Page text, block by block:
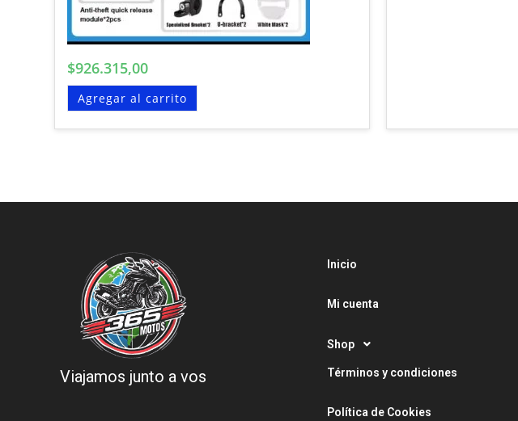
$926.315,00
Agregar al carrito
Viajamos junto a vos
Inicio
Mi cuenta
Shop
Términos y condiciones
Política de Cookies